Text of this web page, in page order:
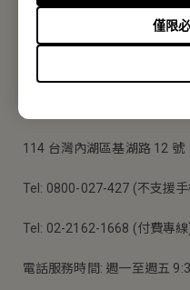
僅限
114 台灣內湖區基湖路 12 號
Tel: 0800-027-427 (不支援
Tel: 02-2162-1668 (付費專線
電話服務時間: 週一至週五